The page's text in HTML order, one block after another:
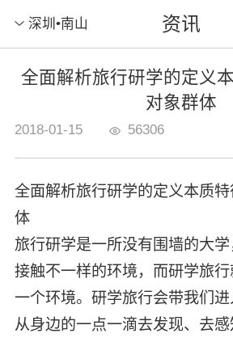
深圳•南山 资讯
全面解析旅行研学的定义
对象群体
2018-01-15 56306
全面解析旅行研学的定义本质
体
旅行研学是一所没有围墙的大
接触不一样的环境，而研学旅
一个环境。研学旅行会带我们进
从身边的一点一滴去发现、去